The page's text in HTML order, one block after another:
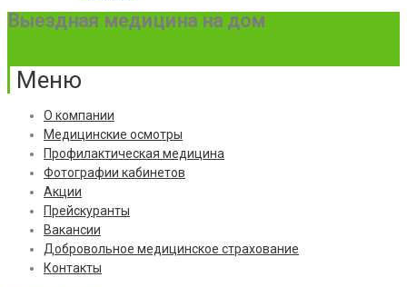
Выездная медицина на дом
Меню
О компании
Медицинские осмотры
Профилактическая медицина
Фотографии кабинетов
Акции
Прейскуранты
Вакансии
Добровольное медицинское страхование
Контакты